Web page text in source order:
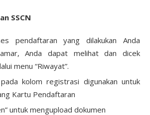
SSCN
pendaftaran yang dilakukan Anda
Anda dapat melihat dan dicek
menu “Riwayat”.
pada kolom registrasi digunakan untuk
Kartu Pendaftaran
untuk mengupload dokumen